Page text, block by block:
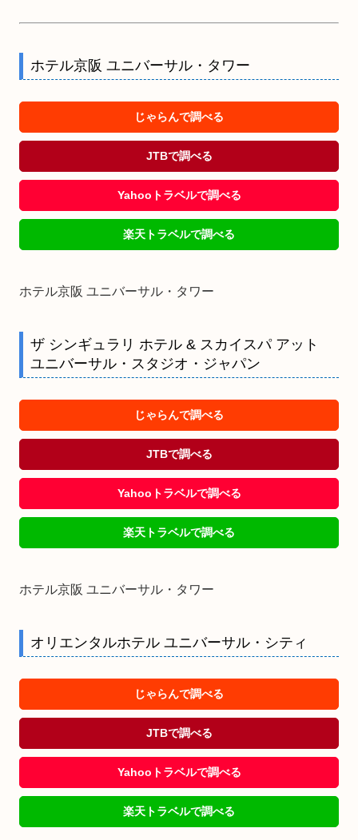
ホテル京阪 ユニバーサル・タワー
じゃらんで調べる
JTBで調べる
Yahooトラベルで調べる
楽天トラベルで調べる
ホテル京阪 ユニバーサル・タワー
ザ シンギュラリ ホテル & スカイスパ アット
ユニバーサル・スタジオ・ジャパン
じゃらんで調べる
JTBで調べる
Yahooトラベルで調べる
楽天トラベルで調べる
ホテル京阪 ユニバーサル・タワー
オリエンタルホテル ユニバーサル・シティ
じゃらんで調べる
JTBで調べる
Yahooトラベルで調べる
楽天トラベルで調べる